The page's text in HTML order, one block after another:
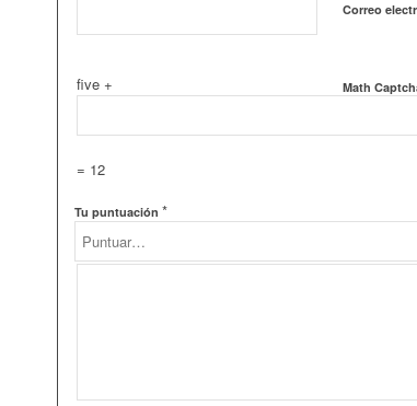
Correo
Math
five +
= 12
Tu puntuación*